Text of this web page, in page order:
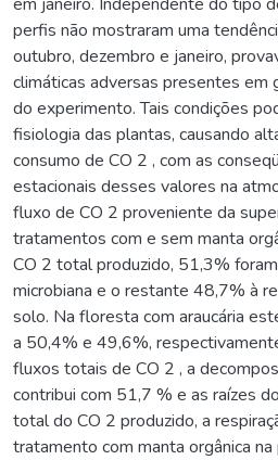
perfis não mostraram uma
outubro, dezembro e janeiro,
climáticas adversas presentes em
do experimento. Tais condições
fisiologia das plantas, causando
consumo de CO 2 , com as
estacionais desses valores na
fluxo de CO 2 proveniente da
tratamentos com e sem manta
CO 2 total produzido, 51,3%
microbiana e o restante 48,7% à
solo. Na floresta com araucária
a 50,4% e 49,6%,
fluxos totais de CO 2 , a
contribui com 51,7 % e as raízes
total do CO 2 produzido, a
tratamento com manta orgânica